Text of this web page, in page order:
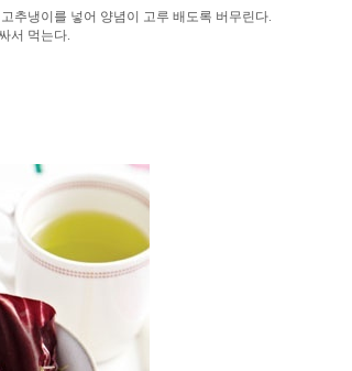
추냉이를 넣어 양념이 고루 배도록 버무린다.
서 먹는다.